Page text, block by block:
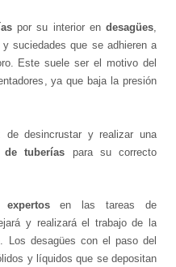
por su interior endesagües,
suciedades que se adhieren a
Este suele ser el motivo del
ya que baja la presión
de desincrustar y realizar una
de tuberías para su correcto
expertosen las tareas de
y realizará el trabajo de la
Los desagües con el paso del
y líquidos que se depositan